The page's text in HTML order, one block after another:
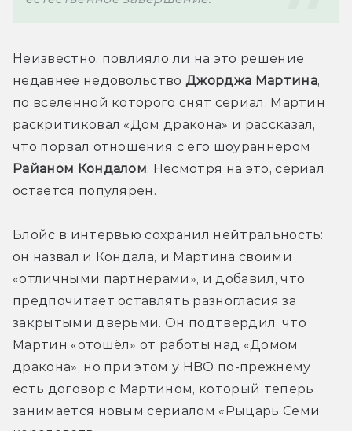
Неизвестно, повлияло ли на это решение
недавнее недовольство Джорджа Мартина,
по вселенной которого снят сериал. Мартин
раскритиковал «Дом дракона» и рассказал,
Райаном Кондалом. Несмотря на это, сериал
остаётся популярен.
Блойс в интервью сохранил нейтральность:
он назвал и Кондала, и Мартина своими
«отличными партнёрами», и добавил, что
предпочитает оставлять разногласия за
закрытыми дверьми. Он подтвердил, что
Мартин «отошёл» от работы над «Домом
дракона», но при этом у HBO по-прежнему
есть договор с Мартином, который теперь
занимается новым сериалом «Рыцарь Семи